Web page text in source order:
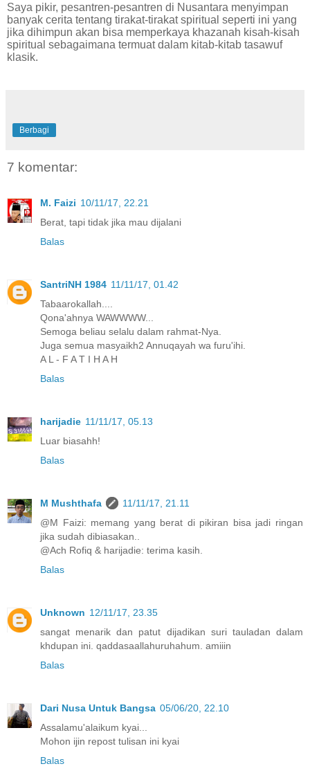
Saya pikir, pesantren-pesantren di Nusantara menyimpan
banyak cerita tentang tirakat-tirakat spiritual seperti ini yang
jika dihimpun akan bisa memperkaya khazanah kisah-kisah
spiritual sebagaimana termuat dalam kitab-kitab tasawuf
klasik.
Berbagi
7 komentar:
M. Faizi 10/11/17, 22.21
Berat, tapi tidak jika mau dijalani
Balas
SantriNH 1984 11/11/17, 01.42
Tabaarokallah....
Qona'ahnya WAWWWW...
Semoga beliau selalu dalam rahmat-Nya.
Juga semua masyaikh2 Annuqayah wa furu'ihi.
A L - F A T I H A H
Balas
harijadie 11/11/17, 05.13
Luar biasahh!
Balas
M Mushthafa
11/11/17, 21.11
@M Faizi: memang yang berat di pikiran bisa jadi ringan
jika sudah dibiasakan..
@Ach Rofiq & harijadie: terima kasih.
Balas
Unknown 12/11/17, 23.35
sangat menarik dan patut dijadikan suri tauladan dalam
khdupan ini. qaddasaallahuruhahum. amiiin
Balas
Dari Nusa Untuk Bangsa 05/06/20, 22.10
Assalamu'alaikum kyai...
Mohon ijin repost tulisan ini kyai
Balas